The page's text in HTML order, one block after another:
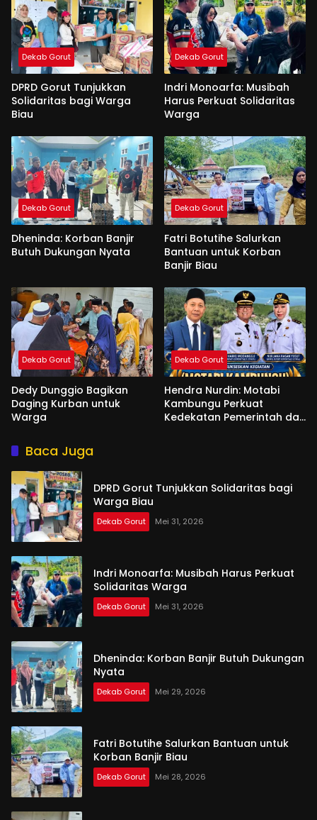
Dekab Gorut
DPRD Gorut Tunjukkan
Solidaritas bagi Warga
Biau
Dekab Gorut
Indri Monoarfa: Musibah
Harus Perkuat Solidaritas
Warga
Dekab Gorut
Dheninda: Korban Banjir
Butuh Dukungan Nyata
Dekab Gorut
Fatri Botutihe Salurkan
Bantuan untuk Korban
Banjir Biau
Dekab Gorut
Dedy Dunggio Bagikan
Daging Kurban untuk
Warga
Dekab Gorut
Hendra Nurdin: Motabi
Kambungu Perkuat
Kedekatan Pemerintah dan
Baca Juga
DPRD Gorut Tunjukkan Solidaritas bagi
Warga Biau
Dekab Gorut Mei 31, 2026
Indri Monoarfa: Musibah Harus Perkuat
Solidaritas Warga
Dekab Gorut Mei 31, 2026
Dheninda: Korban Banjir Butuh Dukungan
Nyata
Dekab Gorut Mei 29, 2026
Fatri Botutihe Salurkan Bantuan untuk
Korban Banjir Biau
Dekab Gorut Mei 28, 2026